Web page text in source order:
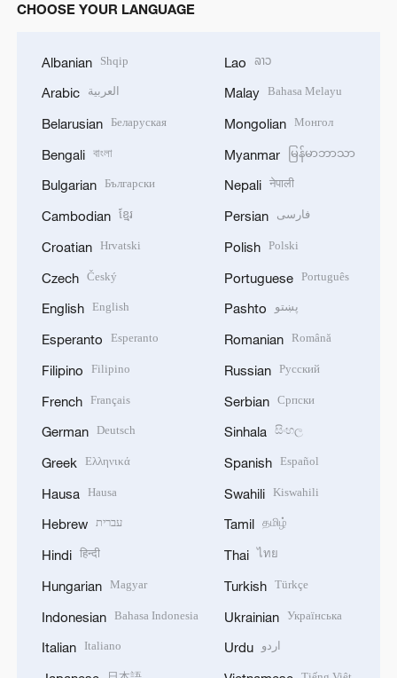
CHOOSE YOUR LANGUAGE
Albanian Shqip
Arabic العربية
Belarusian Беларуская
Bengali বাংলা
Bulgarian Български
Cambodian ខ្មែរ
Croatian Hrvatski
Czech Český
English English
Esperanto Esperanto
Filipino Filipino
French Français
German Deutsch
Greek Ελληνικά
Hausa Hausa
Hebrew עברית
Hindi हिन्दी
Hungarian Magyar
Indonesian Bahasa Indonesia
Italian Italiano
Lao ລາວ
Malay Bahasa Melayu
Mongolian Монгол
Myanmar မြန်မာဘာသာ
Nepali नेपाली
Persian فارسی
Polish Polski
Portuguese Português
Pashto پښتو
Romanian Română
Russian Русский
Serbian Српски
Sinhala සිංහල
Spanish Español
Swahili Kiswahili
Tamil தமிழ்
Thai ไทย
Turkish Türkçe
Ukrainian Українська
Urdu اردو